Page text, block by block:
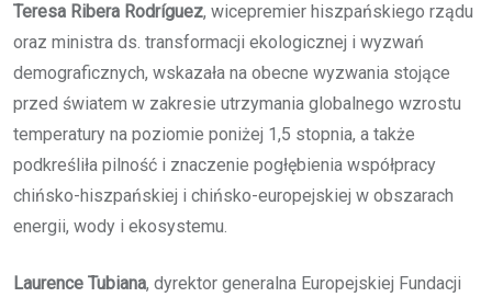
Teresa Ribera Rodríguez, wicepremier hiszpańskiego rządu
oraz ministra ds. transformacji ekologicznej i wyzwań
demograficznych, wskazała na obecne wyzwania stojące
przed światem w zakresie utrzymania globalnego wzrostu
temperatury na poziomie poniżej 1,5 stopnia, a także
podkreśliła pilność i znaczenie pogłębienia współpracy
chińsko-hiszpańskiej i chińsko-europejskiej w obszarach
energii, wody i ekosystemu.
Laurence Tubiana, dyrektor generalna Europejskiej Fundacji